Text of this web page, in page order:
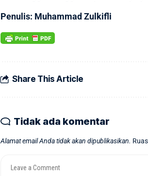
Penulis: Muhammad Zulkifli
Share This Article
Tidak ada komentar
Alamat email Anda tidak akan dipublikasikan.